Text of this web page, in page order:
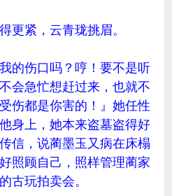
紧，云青珑挑眉。
伤口吗？哼！要不是听
会急忙想赶过来，也就不
伤都是你害的！』她任性
身上，她本来盗墓盗得好
信，说蔺墨玉又病在床榻
照顾自己，照样管理蔺家
古玩拍卖会。